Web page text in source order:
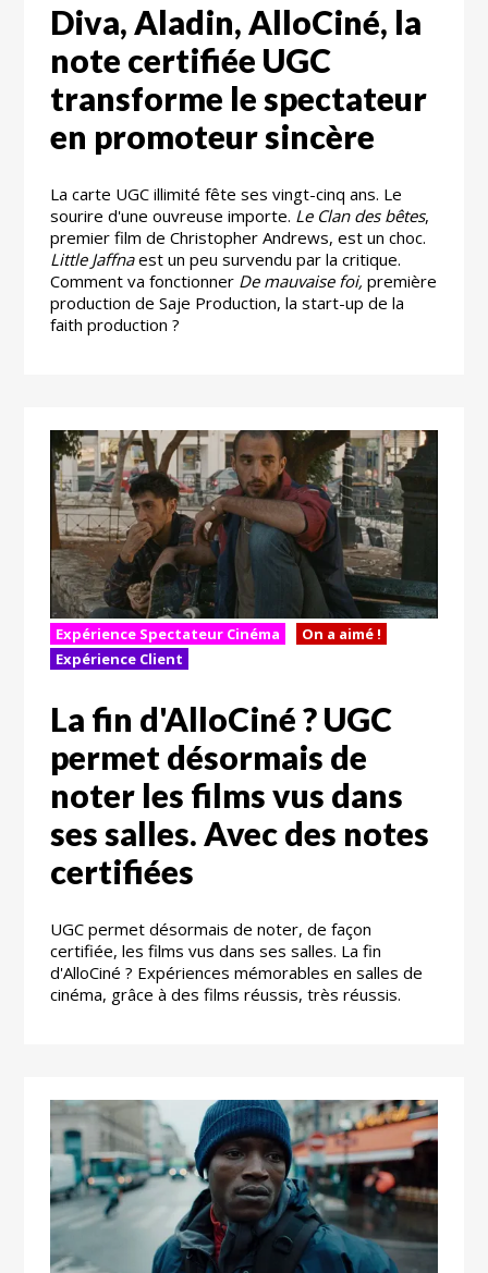
Diva, Aladin, AlloCiné, la
note certifiée UGC
transforme le spectateur
en promoteur sincère
La carte UGC illimité fête ses vingt-cinq ans. Le
sourire d'une ouvreuse importe. Le Clan des bêtes,
premier film de Christopher Andrews, est un choc.
Little Jaffnaest un peu survendu par la critique.
Comment va fonctionner De mauvaise foi,première
production de Saje Production, la start-up de la
faith production ?
Expérience Spectateur Cinéma
On a aimé !
Expérience Client
La fin d'AlloCiné ? UGC
permet désormais de
noter les films vus dans
ses salles. Avec des notes
certifiées
UGC permet désormais de noter, de façon
certifiée, les films vus dans ses salles. La fin
d'AlloCiné ? Expériences mémorables en salles de
cinéma, grâce à des films réussis, très réussis.